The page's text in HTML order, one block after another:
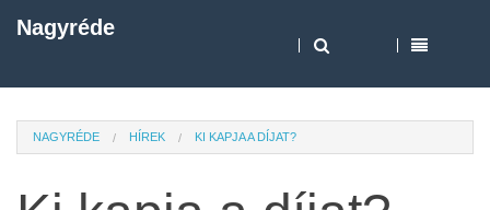
Nagyréde
NAGYRÉDE HÍREK KI KAPJA A DÍJAT?